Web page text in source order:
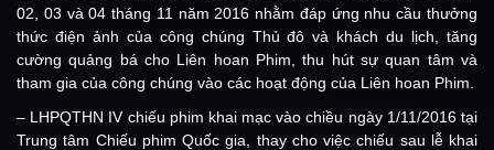
02, 03 và 04 tháng 11 năm 2016 nhằm đáp ứng nhu cầu thưởng
thức điện ảnh của công chúng Thủ đô và khách du lịch, tăng
cường quảng bá cho Liên hoan Phim, thu hút sự quan tâm và
tham gia của công chúng vào các hoạt động của Liên hoan Phim.
– LHPQTHN IV chiếu phim khai mạc vào chiều ngày 1/11/2016 tại
Trung tâm Chiếu phim Quốc gia, thay cho việc chiếu sau lễ khai